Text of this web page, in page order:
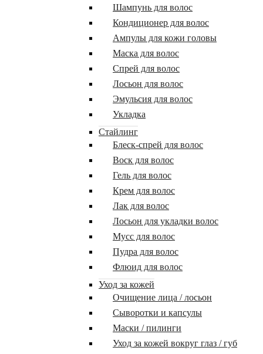
Шампунь для волос
Кондиционер для волос
Ампулы для кожи головы
Маска для волос
Спрей для волос
Лосьон для волос
Эмульсия для волос
Укладка
Стайлинг
Блеск-спрей для волос
Воск для волос
Гель для волос
Крем для волос
Лак для волос
Лосьон для укладки волос
Мусс для волос
Пудра для волос
Флюид для волос
Уход за кожей
Очищение лица / лосьон
Сыворотки и капсулы
Маски / пилинги
Уход за кожей вокруг глаз / губ